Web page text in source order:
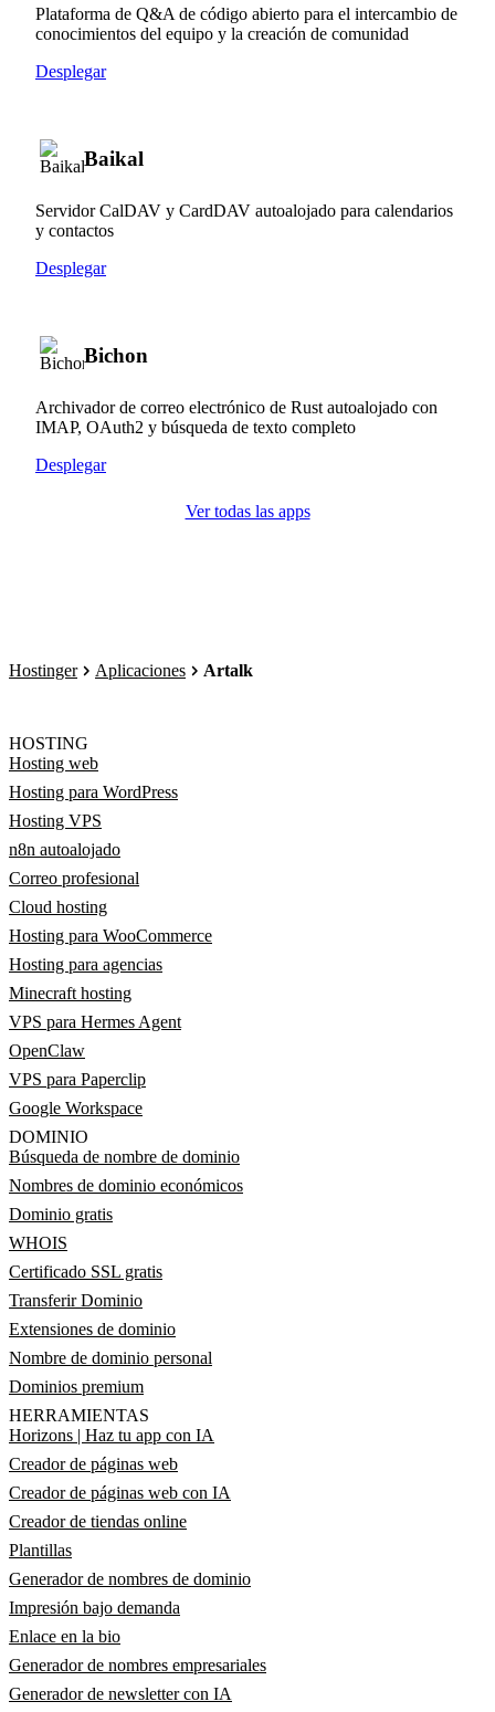
Plataforma de Q&A de código abierto para el intercambio de
conocimientos del equipo y la creación de comunidad
Desplegar
Baikal
Servidor CalDAV y CardDAV autoalojado para calendarios
y contactos
Desplegar
Bichon
Archivador de correo electrónico de Rust autoalojado con
IMAP, OAuth2 y búsqueda de texto completo
Desplegar
Ver todas las apps
Hostinger Aplicaciones Artalk
HOSTING
Hosting web
Hosting para WordPress
Hosting VPS
n8n autoalojado
Correo profesional
Cloud hosting
Hosting para WooCommerce
Hosting para agencias
Minecraft hosting
VPS para Hermes Agent
OpenClaw
VPS para Paperclip
Google Workspace
DOMINIO
Búsqueda de nombre de dominio
Nombres de dominio económicos
Dominio gratis
WHOIS
Certificado SSL gratis
Transferir Dominio
Extensiones de dominio
Nombre de dominio personal
Dominios premium
HERRAMIENTAS
Horizons | Haz tu app con IA
Creador de páginas web
Creador de páginas web con IA
Creador de tiendas online
Plantillas
Generador de nombres de dominio
Impresión bajo demanda
Enlace en la bio
Generador de nombres empresariales
Generador de newsletter con IA